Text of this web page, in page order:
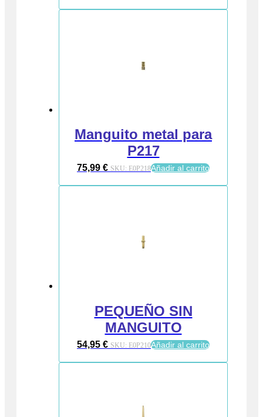
Manguito metal para
P217
75,99 € SKU: E0P218Añadir al carrito
PEQUEÑO SIN
MANGUITO
54,95 € SKU: E0P210Añadir al carrito